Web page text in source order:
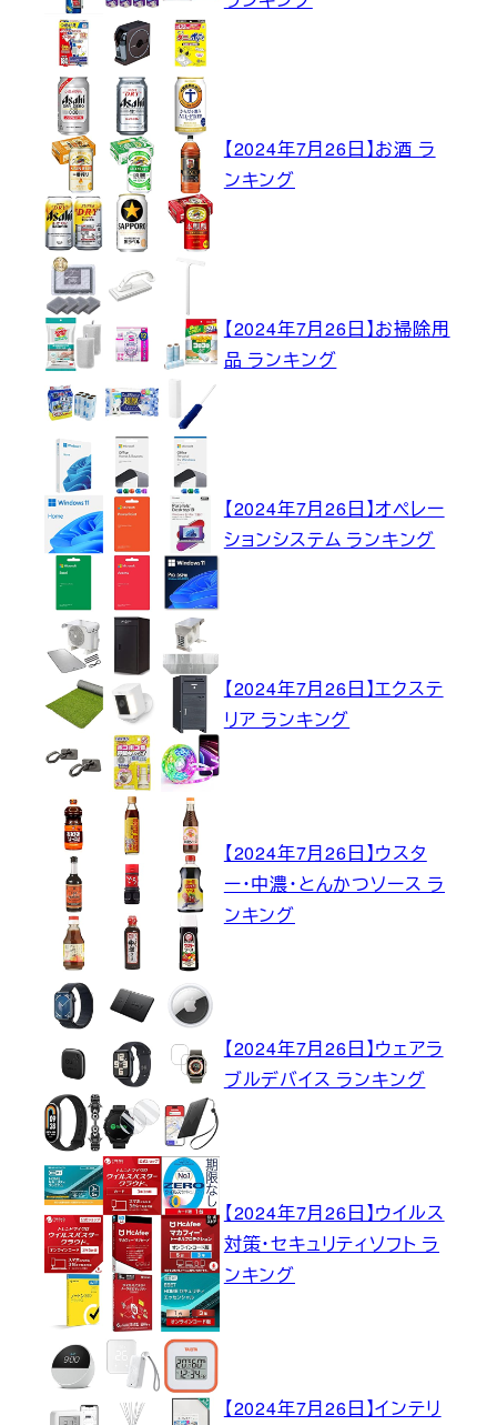
【2024年7月26日】お酒 ラ
ンキング
【2024年7月26日】お掃除用
品 ランキング
【2024年7月26日】オペレー
ションシステム ランキング
【2024年7月26日】エクステ
リア ランキング
【2024年7月26日】ウスタ
ー・中濃・とんかつソース ラ
ンキング
【2024年7月26日】ウェアラ
ブルデバイス ランキング
【2024年7月26日】ウイルス
対策・セキュリティソフト ラ
ンキング
【2024年7月26日】インテリ